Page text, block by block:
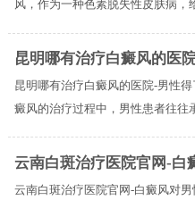
风，作为一种色素脱失性皮肤病，
昆明哪有治疗白癜风的医
昆明哪有治疗白癜风的医院-男性
癜风的治疗过程中，男性患者往往
云南白斑治疗医院官网-白
云南白斑治疗医院官网-白癜风对